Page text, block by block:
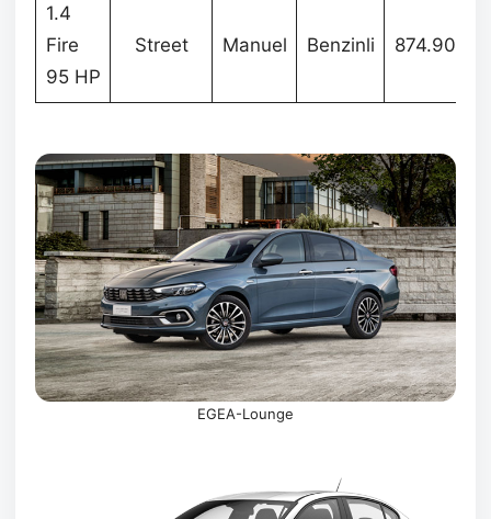
1.4
Fire
95 HP
Street Manuel Benzinli 874.900
EGEA-Lounge